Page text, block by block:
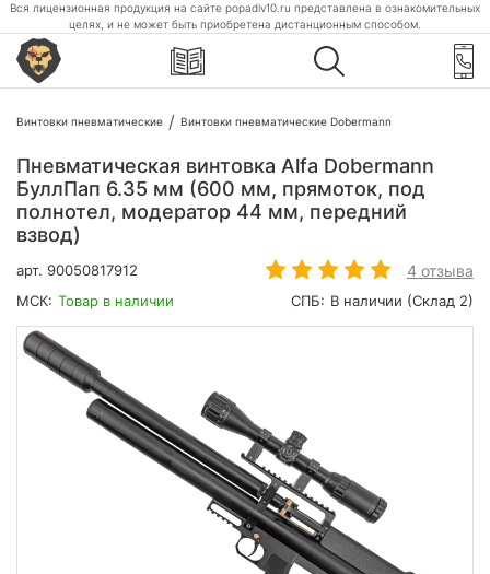
Вся лицензионная продукция на сайте popadiv10.ru представлена в ознакомительных
целях, и не может быть приобретена дистанционным способом.
Винтовки пневматические Винтовки пневматические Dobermann
Пневматическая винтовка Alfa Dobermann
БуллПап 6.35 мм (600 мм, прямоток, под
полнотел, модератор 44 мм, передний
взвод)
арт. 90050817912 4 отзыва
МСК: Товар в наличии СПБ: В наличии (Склад 2)